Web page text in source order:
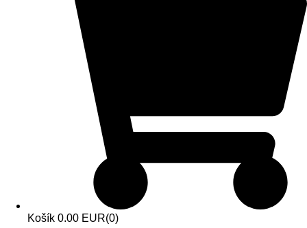
Košík 0.00 EUR(0)